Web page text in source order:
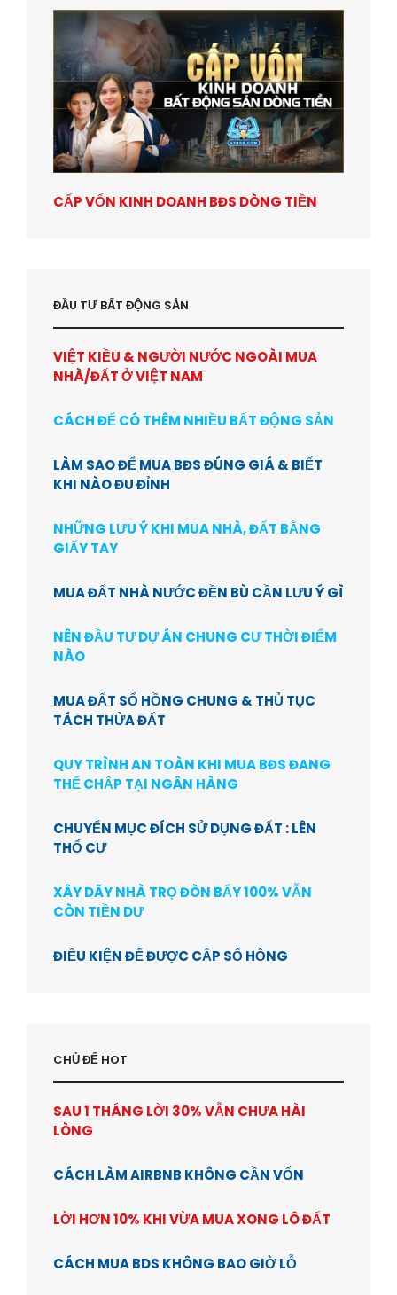
CẤP VỐN KINH DOANH BĐS DÒNG TIỀN
ĐẦU TƯ BẤT ĐỘNG SẢN
VIỆT KIỀU & NGƯỜI NƯỚC NGOÀI MUA
NHÀ/ĐẤT Ở VIỆT NAM
CÁCH ĐỂ CÓ THÊM NHIỀU BẤT ĐỘNG SẢN
LÀM SAO ĐỂ MUA BĐS ĐÚNG GIÁ & BIẾT
KHI NÀO ĐU ĐỈNH
NHỮNG LƯU Ý KHI MUA NHÀ, ĐẤT BẰNG
GIẤY TAY
MUA ĐẤT NHÀ NƯỚC ĐỀN BÙ CẦN LƯU Ý GÌ
NÊN ĐẦU TƯ DỰ ÁN CHUNG CƯ THỜI ĐIỂM
NÀO
MUA ĐẤT SỔ HỒNG CHUNG & THỦ TỤC
TÁCH THỬA ĐẤT
QUY TRÌNH AN TOÀN KHI MUA BĐS ĐANG
THẾ CHẤP TẠI NGÂN HÀNG
CHUYỂN MỤC ĐÍCH SỬ DỤNG ĐẤT : LÊN
THỔ CƯ
XÂY DÃY NHÀ TRỌ ĐÒN BẨY 100% VẪN
CÒN TIỀN DƯ
ĐIỀU KIỆN ĐỂ ĐƯỢC CẤP SỔ HỒNG
CHỦ ĐỂ HOT
SAU 1 THÁNG LỜI 30% VẪN CHƯA HÀI
LÒNG
CÁCH LÀM AIRBNB KHÔNG CẦN VỐN
LỜI HƠN 10% KHI VỪA MUA XONG LÔ ĐẤT
CÁCH MUA BDS KHÔNG BAO GIỜ LỖ